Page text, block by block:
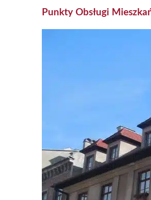
Punkty Obsługi